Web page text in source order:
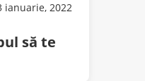
ianuarie, 2022
să te